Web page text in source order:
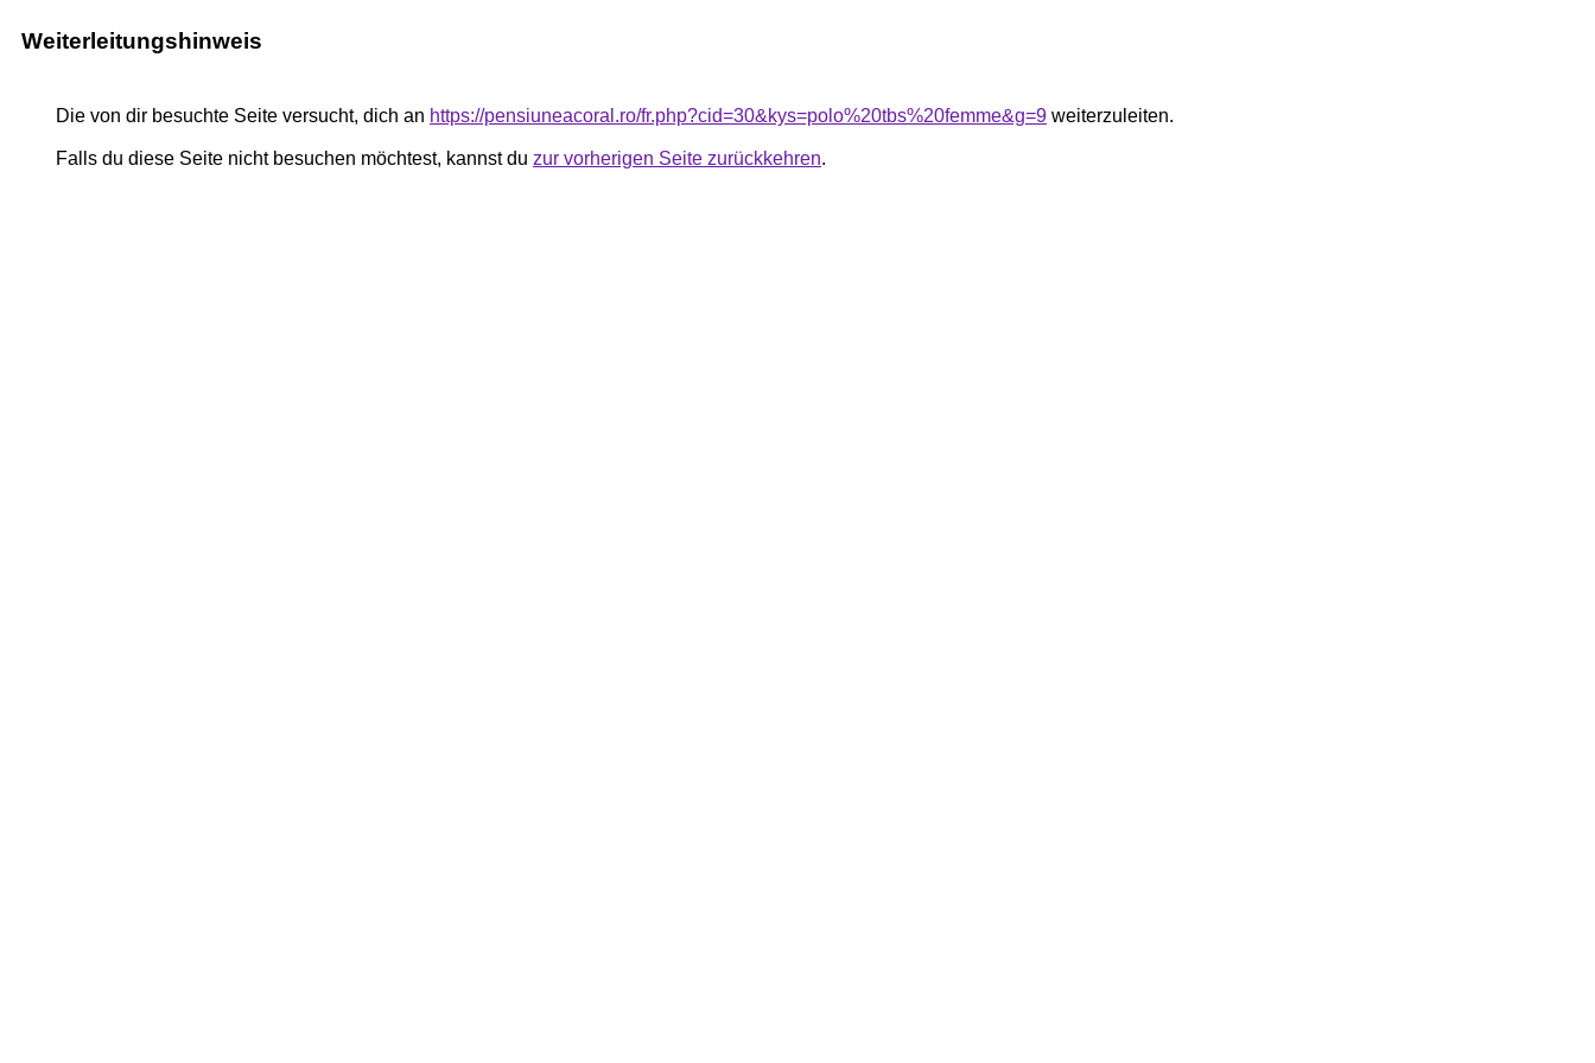
Weiterleitungshinweis
Die von dir besuchte Seite versucht, dich an https://pensiuneacoral.ro/fr.php?cid=30&kys=polo%20tbs%20femme&g=9 weiterzuleiten.
Falls du diese Seite nicht besuchen möchtest, kannst du zur vorherigen Seite zurückkehren.